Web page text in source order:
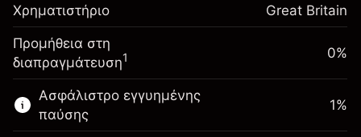
Μέγεθος διαπραγμάτευσης με μόχλευση
£4,000.00
Χρήματα από μόχλευση ~
Πηγαίνετε στην πλατφόρμα
χρηματοδότησης κατά
τη διάρκεια της νύχτας
Χρεώσεις από την πλήρη αξία
της θέσης
-0.000647
%
Μέγεθος διαπραγμάτευσης με μόχλευση
£4,000.00
Χρήματα από μόχλευση ~
Χρηματιστήριο Great Britain
Προμήθεια στη
διαπραγμάτευση1 0%
Ασφάλιστρο εγγυημένης
παύσης
1%